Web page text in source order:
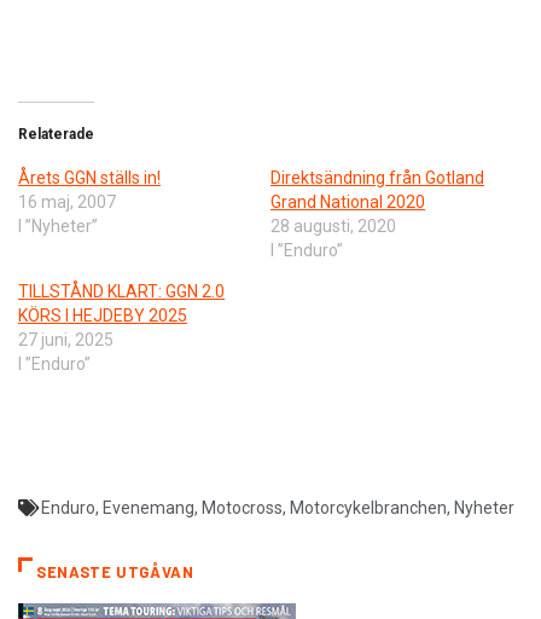
Relaterade
Årets GGN ställs in!
16 maj, 2007
I ”Nyheter”
Direktsändning från Gotland
Grand National 2020
28 augusti, 2020
I ”Enduro”
TILLSTÅND KLART: GGN 2.0
KÖRS I HEJDEBY 2025
27 juni, 2025
I ”Enduro”
Enduro, Evenemang, Motocross, Motorcykelbranchen, Nyheter
SENASTE UTGÅVAN